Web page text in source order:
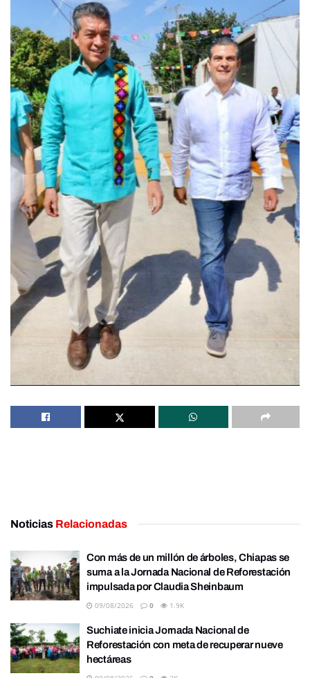
Noticias Relacionadas
Con más de un millón de árboles, Chiapas se
suma a la Jornada Nacional de Reforestación
impulsada por Claudia Sheinbaum
09/08/2026 0 1.9K
Suchiate inicia Jornada Nacional de
Reforestación con meta de recuperar nueve
hectáreas